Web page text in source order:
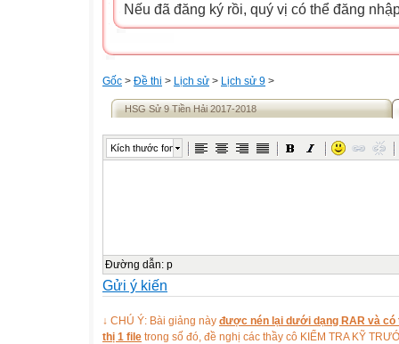
Nếu đã đăng ký rồi, quý vị có thể đăng
Gốc > Đề thi > Lịch sử > Lịch sử 9 >
HSG Sử 9 Tiền Hải 2017-2018
Kích thước font
Đường dẫn: p
Gửi ý kiến
↓ CHÚ Ý: Bài giảng này được nén lại dưới dạng RAR và có
thị 1 file trong số đó, đề nghị các thầy cô KIỂM TRA KỸ